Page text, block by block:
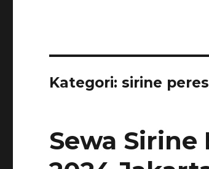
Kategori:sirine
Sewa